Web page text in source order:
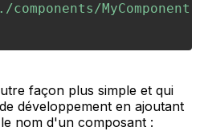
components/
façon plus simple et qui
développement en ajoutant
nom d'un composant :